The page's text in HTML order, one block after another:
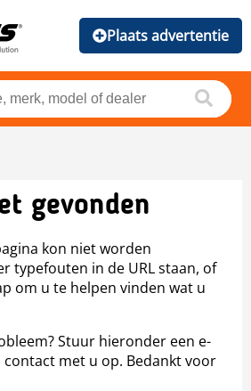
Plaats advertentie
gevonden
kon niet worden
typefouten in de URL staan, of
om u te helpen vinden wat u
Stuur hieronder een e-
contact met u op. Bedankt voor